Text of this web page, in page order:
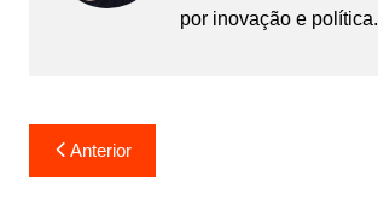
por inovação e política.
Navegação
de
Anterior